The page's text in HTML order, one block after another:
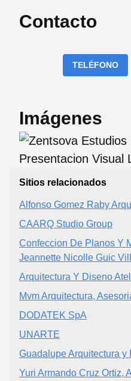
Contacto
TELÉFONO
Imágenes
Sitios relacionados
Alfonso Gomez Raby
CAARQ Studio Group
Confeccion De Planos Y
Jeannette Nicolle Guic
Arquitectura Y Diseno
Mvm Arquitectura,
DODATEK SpA
UNARTE
Guadalupe Arquitectura y
Yuri Armando Cruz Ortiz,